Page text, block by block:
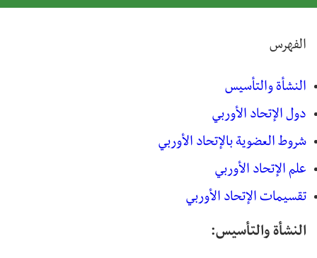
الفهرس
النشأة والتأسيس
دول الإتحاد الأوربي
شروط العضوية بالإتحاد الأوربي
علم الإتحاد الأوربي
تقسيمات الإتحاد الأوربي
النشأة والتأسيس: